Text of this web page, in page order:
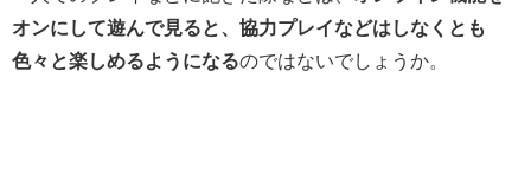
オンにして遊んで見ると、協力プレイなどはしなくとも
色々と楽しめるようになるのではないでしょうか。